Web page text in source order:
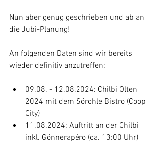
Nun aber genug geschrieben und ab an
die Jubi-Planung!
An folgenden Daten sind wir bereits
wieder definitiv anzutreffen:
09.08. - 12.08.2024: Chilbi Olten
2024 mit dem Sörchle Bistro (Coop
City)
11.08.2024: Auftritt an der Chilbi
inkl. Gönnerapéro (ca. 13:00 Uhr)